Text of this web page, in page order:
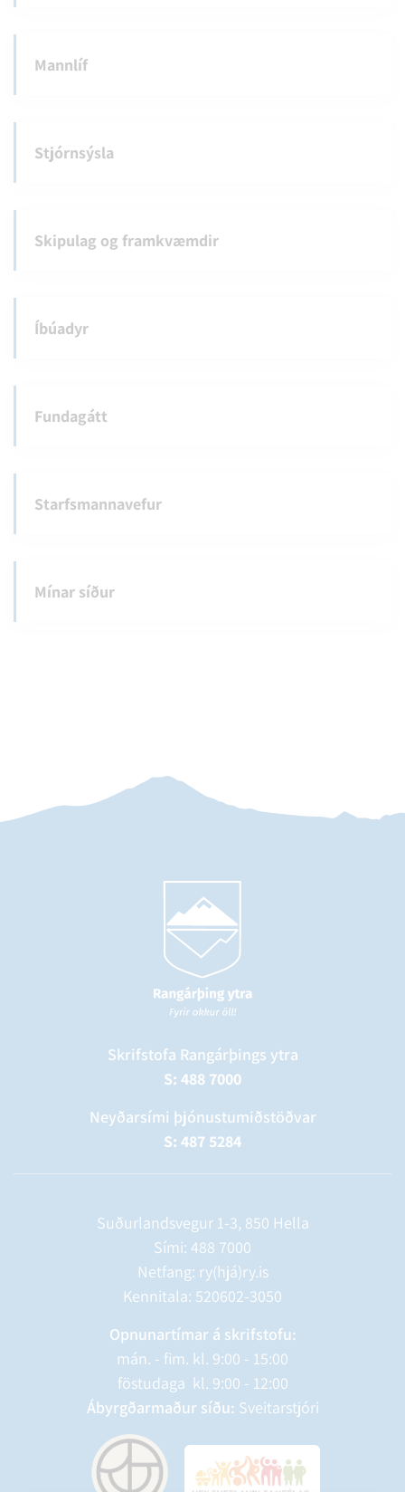
Mannlíf
Stjórnsýsla
Skipulag og framkvæmdir
Íbúadyr
Fundagátt
Starfsmannavefur
Mínar síður
Skrifstofa Rangárþings ytra
S: 488 7000
Neyðarsími þjónustumiðstöðvar
S: 487 5284
Suðurlandsvegur 1-3, 850 Hella
Sími: 488 7000
Netfang: ry(hjá)ry.is
Kennitala: 520602-3050
Opnunartímar á skrifstofu:
mán. - fim. kl. 9:00 - 15:00
föstudaga kl. 9:00 - 12:00
Ábyrgðarmaður síðu: Sveitarstjóri